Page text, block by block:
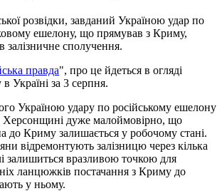
розвідки, завданий Україною удар по
ешелону, що прямував з Криму,
залізничне сполучення.
правда", про це йдеться в огляді
Україні за 3 серпня.
Україною удару по російському ешелону
Херсонщині дуже малоймовірно, що
до Криму залишається у робочому стані.
відремонтують залізницю через кілька
залишиться вразливою точкою для
ланцюжків постачання з Криму до
у ньому.